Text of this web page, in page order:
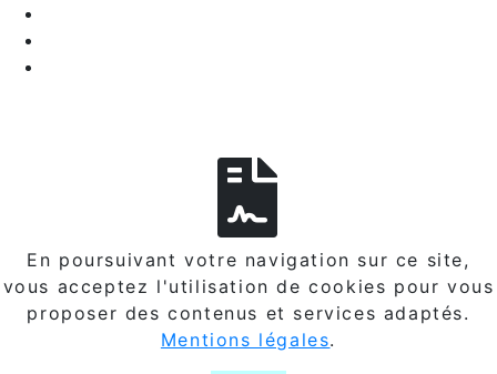
En poursuivant votre navigation sur ce site,
vous acceptez l'utilisation de cookies pour vous
proposer des contenus et services adaptés.
Mentions légales.